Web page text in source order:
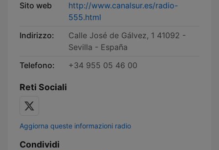
Sito web
http://www.canalsur.es/radio-
555.html
Indirizzo:
Calle José de Gálvez, 1 41092 -
Sevilla - España
Telefono:
+34 955 05 46 00
Reti Sociali
Aggiorna queste informazioni radio
Condividi